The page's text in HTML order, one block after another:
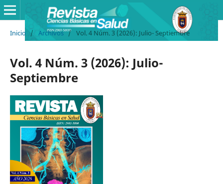
Inicio / Archivos / Vol. 4 Núm. 3 (2026): Julio- Septiembre
Vol. 4 Núm. 3 (2026): Julio-
Septiembre